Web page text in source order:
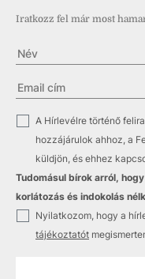
Iratkozz fel már most
A Hírlevélre történő
hozzájárulok ahhoz, a
küldjön, és ehhez
Tudomásul bírok arról,
korlátozás és indokolás
Nyilatkozom, hogy a
tájékoztatót